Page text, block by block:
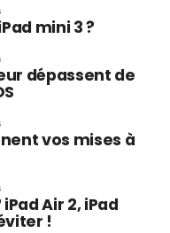
mini 3 ?
dépassent de
vos mises à
Air 2, iPad
!